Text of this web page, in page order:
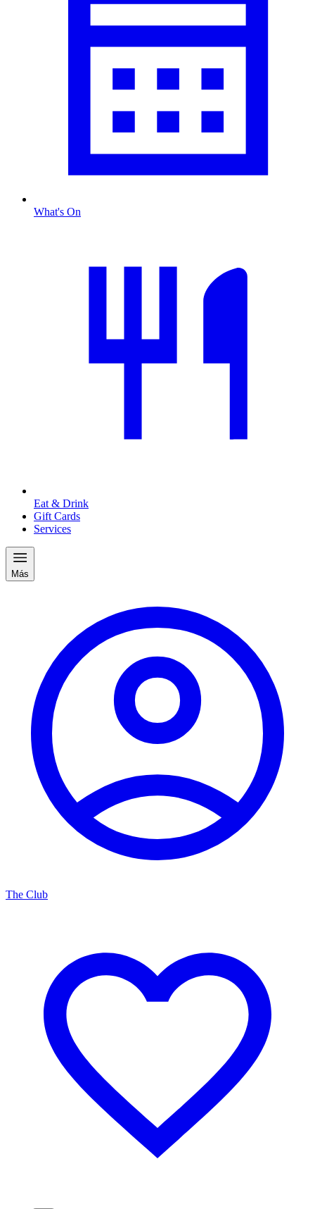
What's On
Eat & Drink
Gift Cards
Services
Más
The Club